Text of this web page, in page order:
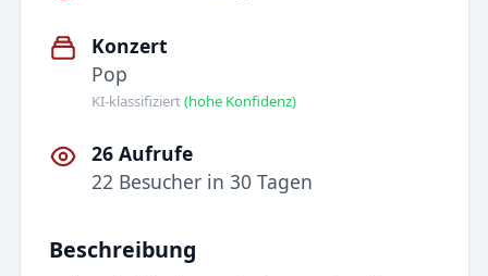
Konzert
Pop
KI-klassifiziert(hohe Konfidenz)
26 Aufrufe
22 Besucher in 30 Tagen
Beschreibung